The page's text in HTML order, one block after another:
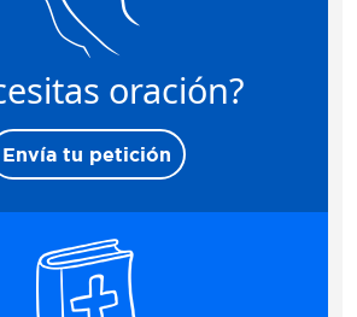
oración?
Envía tu petición